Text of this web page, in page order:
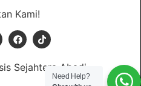
Kami!
Sejahtera Abadi
Need Help?